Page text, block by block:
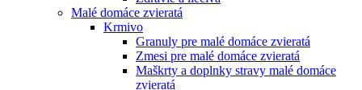
Malé domáce zvieratá
Krmivo
Granuly pre malé domáce zvieratá
Zmesi pre malé domáce zvieratá
Maškrty a doplnky stravy malé domáce
zvieratá